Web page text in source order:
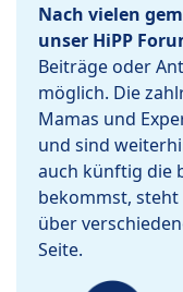
Nach vielen
unser HiPP
Beiträge oder
möglich. Die
Mamas und
und sind
auch künftig die
bekommst,
über
Seite.